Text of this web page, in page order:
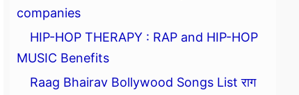
companies
HIP-HOP THERAPY : RAP and HIP-HOP
MUSIC Benefits
Raag Bhairav Bollywood Songs List राग